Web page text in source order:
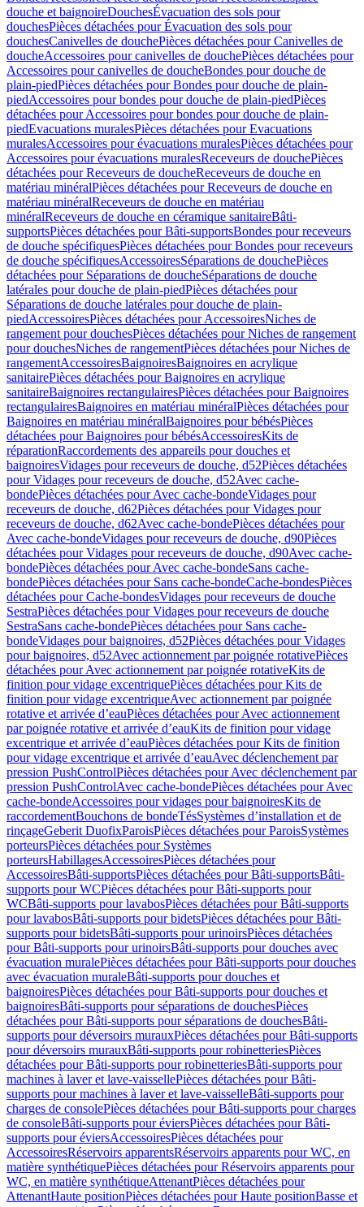
douche et baignoireDouchesÉvacuation des sols pour
douchesPièces détachées pour Évacuation des sols pour
douchesCanivelles de douchePièces détachées pour Canivelles de
doucheAccessoires pour canivelles de douchePièces détachées pour
Accessoires pour canivelles de doucheBondes pour douche de
plain-piedPièces détachées pour Bondes pour douche de plain-
piedAccessoires pour bondes pour douche de plain-piedPièces
détachées pour Accessoires pour bondes pour douche de plain-
piedEvacuations muralesPièces détachées pour Evacuations
muralesAccessoires pour évacuations muralesPièces détachées pour
Accessoires pour évacuations muralesReceveurs de douchePièces
détachées pour Receveurs de doucheReceveurs de douche en
matériau minéralPièces détachées pour Receveurs de douche en
matériau minéralReceveurs de douche en matériau
minéralReceveurs de douche en céramique sanitaireBâti-
supportsPièces détachées pour Bâti-supportsBondes pour receveurs
de douche spécifiquesPièces détachées pour Bondes pour receveurs
de douche spécifiquesAccessoiresSéparations de douchePièces
détachées pour Séparations de doucheSéparations de douche
latérales pour douche de plain-piedPièces détachées pour
Séparations de douche latérales pour douche de plain-
piedAccessoiresPièces détachées pour AccessoiresNiches de
rangement pour douchesPièces détachées pour Niches de rangement
pour douchesNiches de rangementPièces détachées pour Niches de
rangementAccessoiresBaignoiresBaignoires en acrylique
sanitairePièces détachées pour Baignoires en acrylique
sanitaireBaignoires rectangulairesPièces détachées pour Baignoires
rectangulairesBaignoires en matériau minéralPièces détachées pour
Baignoires en matériau minéralBaignoires pour bébésPièces
détachées pour Baignoires pour bébésAccessoiresKits de
réparationRaccordements des appareils pour douches et
baignoiresVidages pour receveurs de douche, d52Pièces détachées
pour Vidages pour receveurs de douche, d52Avec cache-
bondePièces détachées pour Avec cache-bondeVidages pour
receveurs de douche, d62Pièces détachées pour Vidages pour
receveurs de douche, d62Avec cache-bondePièces détachées pour
Avec cache-bondeVidages pour receveurs de douche, d90Pièces
détachées pour Vidages pour receveurs de douche, d90Avec cache-
bondePièces détachées pour Avec cache-bondeSans cache-
bondePièces détachées pour Sans cache-bondeCache-bondesPièces
détachées pour Cache-bondesVidages pour receveurs de douche
SestraPièces détachées pour Vidages pour receveurs de douche
SestraSans cache-bondePièces détachées pour Sans cache-
bondeVidages pour baignoires, d52Pièces détachées pour Vidages
pour baignoires, d52Avec actionnement par poignée rotativePièces
détachées pour Avec actionnement par poignée rotativeKits de
finition pour vidage excentriquePièces détachées pour Kits de
finition pour vidage excentriqueAvec actionnement par poignée
rotative et arrivée d’eauPièces détachées pour Avec actionnement
par poignée rotative et arrivée d’eauKits de finition pour vidage
excentrique et arrivée d’eauPièces détachées pour Kits de finition
pour vidage excentrique et arrivée d’eauAvec déclenchement par
pression PushControlPièces détachées pour Avec déclenchement par
pression PushControlAvec cache-bondePièces détachées pour Avec
cache-bondeAccessoires pour vidages pour baignoiresKits de
raccordementBouchons de bondeTésSystèmes d’installation et de
rinçageGeberit DuofixParoisPièces détachées pour ParoisSystèmes
porteursPièces détachées pour Systèmes
porteursHabillagesAccessoiresPièces détachées pour
AccessoiresBâti-supportsPièces détachées pour Bâti-supportsBâti-
supports pour WCPièces détachées pour Bâti-supports pour
WCBâti-supports pour lavabosPièces détachées pour Bâti-supports
pour lavabosBâti-supports pour bidetsPièces détachées pour Bâti-
supports pour bidetsBâti-supports pour urinoirsPièces détachées
pour Bâti-supports pour urinoirsBâti-supports pour douches avec
évacuation muralePièces détachées pour Bâti-supports pour douches
avec évacuation muraleBâti-supports pour douches et
baignoiresPièces détachées pour Bâti-supports pour douches et
baignoiresBâti-supports pour séparations de douchesPièces
détachées pour Bâti-supports pour séparations de douchesBâti-
supports pour déversoirs murauxPièces détachées pour Bâti-supports
pour déversoirs murauxBâti-supports pour robinetteriesPièces
détachées pour Bâti-supports pour robinetteriesBâti-supports pour
machines à laver et lave-vaissellePièces détachées pour Bâti-
supports pour machines à laver et lave-vaisselleBâti-supports pour
charges de consolePièces détachées pour Bâti-supports pour charges
de consoleBâti-supports pour éviersPièces détachées pour Bâti-
supports pour éviersAccessoiresPièces détachées pour
AccessoiresRéservoirs apparentsRéservoirs apparents pour WC, en
matière synthétiquePièces détachées pour Réservoirs apparents pour
WC, en matière synthétiqueAttenantPièces détachées pour
AttenantHaute positionPièces détachées pour Haute positionBasse et